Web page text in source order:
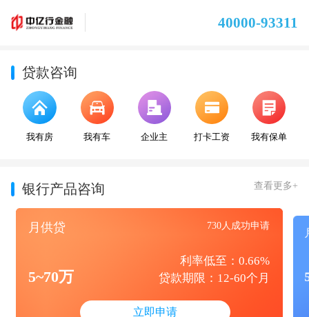
40000-93311
贷款咨询
我有房 我有车 企业主 打卡工资 我有保单
银行产品咨询 查看更多+
月供贷 730人成功申请
5~70万
利率低至：0.66%
贷款期限：12-60个月
立即申请